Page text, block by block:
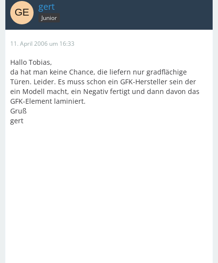
gert
Junior
11. April 2006 um 16:33
Hallo Tobias,
da hat man keine Chance, die liefern nur gradflächige
Türen. Leider. Es muss schon ein GFK-Hersteller sein der
ein Modell macht, ein Negativ fertigt und dann davon das
GFK-Element laminiert.
Gruß
gert